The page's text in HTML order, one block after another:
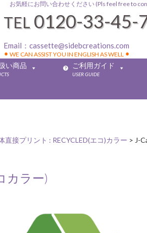
お気軽にお問い合わせください (Pls feel free to
TEL 0120-33-45-
Email： cassette@sidebcreations.com
⚫︎ WE CAN ASSIST YOU IN ENGLISH AS WELL ⚫︎
い商品 ご利用ガイド
USER GUIDE
直接プリント : RECYCLED(エコ)カラー > J-
カラー)